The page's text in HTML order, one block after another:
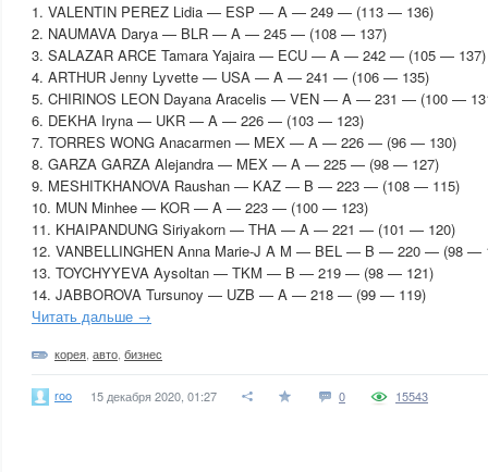
1. VALENTIN PEREZ Lidia — ESP — A — 249 — (113 — 136)
2. NAUMAVA Darya — BLR — A — 245 — (108 — 137)
3. SALAZAR ARCE Tamara Yajaira — ECU — A — 242 — (105 — 137)
4. ARTHUR Jenny Lyvette — USA — A — 241 — (106 — 135)
5. CHIRINOS LEON Dayana Aracelis — VEN — A — 231 — (100 —
6. DEKHA Iryna — UKR — A — 226 — (103 — 123)
7. TORRES WONG Anacarmen — MEX — A — 226 — (96 — 130)
8. GARZA GARZA Alejandra — MEX — A — 225 — (98 — 127)
9. MESHITKHANOVA Raushan — KAZ — B — 223 — (108 — 115)
10. MUN Minhee — KOR — A — 223 — (100 — 123)
11. KHAIPANDUNG Siriyakorn — THA — A — 221 — (101 — 120)
12. VANBELLINGHEN Anna Marie-J A M — BEL — B — 220 — (98 —
13. TOYCHYYEVA Aysoltan — TKM — B — 219 — (98 — 121)
14. JABBOROVA Tursunoy — UZB — A — 218 — (99 — 119)
Читать дальше →
корея авто бизнес
roo 15 декабря 2020, 01:27 0 15543